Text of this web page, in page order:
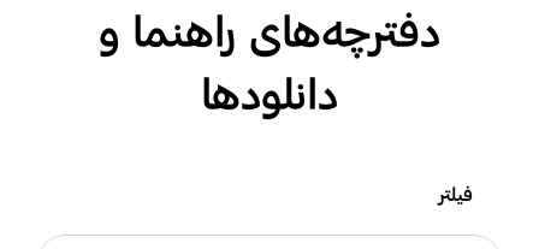
دفترچه‌های راهنما و
دانلودها
فیلتر